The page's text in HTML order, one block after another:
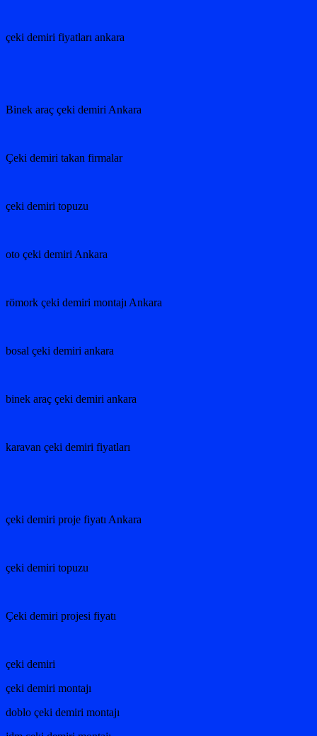
çeki demiri fiyatları ankara
Binek araç çeki demiri Ankara
Çeki demiri takan firmalar
çeki demiri topuzu
oto çeki demiri Ankara
römork çeki demiri montajı Ankara
bosal çeki demiri ankara
binek araç çeki demiri ankara
karavan çeki demiri fiyatları
çeki demiri proje fiyatı Ankara
çeki demiri topuzu
Çeki demiri projesi fiyatı
çeki demiri
çeki demiri montajı
doblo çeki demiri montajı